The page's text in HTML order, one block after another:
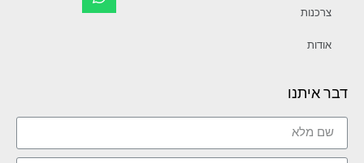
צרכנות
אודות
דבר איתנו